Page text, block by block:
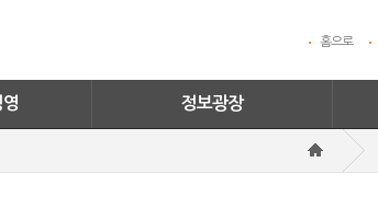
홈으로
정보광장